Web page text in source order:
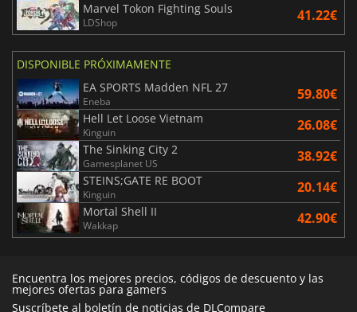
Marvel Tokon Fighting Souls
LDShop 41.22€
DISPONIBLE PRÓXIMAMENTE
EA SPORTS Madden NFL 27
Eneba 59.80€
Hell Let Loose Vietnam
Kinguin 26.08€
The Sinking City 2
Gamesplanet US 38.92€
STEINS;GATE RE BOOT
Kinguin 20.14€
Mortal Shell II
Wakkap 42.90€
Encuentra los mejores precios, códigos de descuento y las
mejores ofertas para gamers
Suscríbete al boletín de noticias de DLCompare